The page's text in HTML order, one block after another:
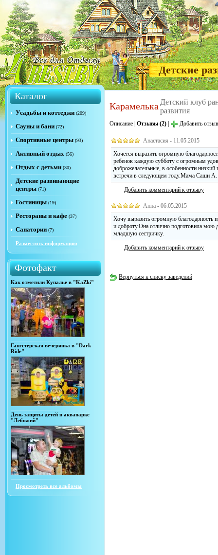
Детские
Каталог
Усадьбы и коттеджи (209)
Сауны и бани (72)
Спортивные центры (93)
Активный отдых (56)
Отдых с детьми (30)
Детские развивающие
центры (71)
Гостиницы (19)
Рестораны и кафе (37)
Санатории (7)
Разместить информацию
Фотофакт
Как отметили Купалье в "KaZki"
Гангстерская вечеринка в "Dark
Ride"
День защиты детей в аквапарке
"Лебяжий"
Просмотреть все альбомы
Карамелька Детский клуб
развития
Описание Отзывы (2) Добавить отзыв
Анастасия - 11.05.2015
Хочется выразить огромную
ребенок каждую субботу с огромным
доброжелательные, в особенности
встречи в следующем году.Мама Саши А.
Добавить комментарий к отзыву
Анна - 06.05.2015
Хочу выразить огромную благодарность
и доброту.Она отлично подготовила
младшую сестричку.
Добавить комментарий к отзыву
Вернуться к списку заведений